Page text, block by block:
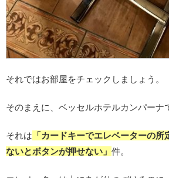
それではお部屋をチェックしましょう。
そのまえに、ベッセルホテルカンパーナ
それは 「カードキーでエレベーターの
ないとボタンが押せない」 件。